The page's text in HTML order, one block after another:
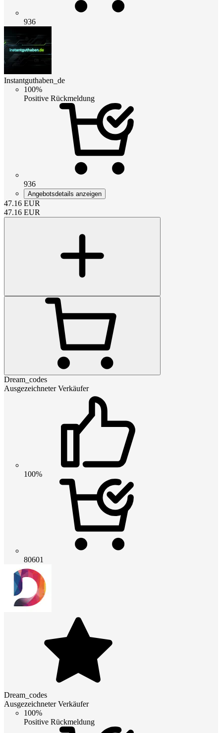
936
Instantguthaben_de
100%
Positive Rückmeldung
936
Angebotsdetails anzeigen
47.16 EUR
47.16 EUR
Dream_codes
Ausgezeichneter Verkäufer
100%
80601
Dream_codes
Ausgezeichneter Verkäufer
100%
Positive Rückmeldung